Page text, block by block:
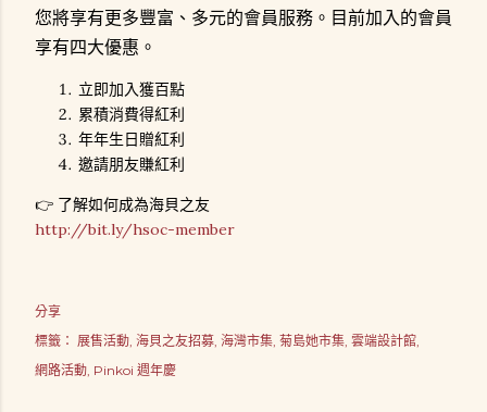
您將享有更多豐富、多元的會員服務。目前加入的會員
享有四大優惠。
立即加入獲百點
累積消費得紅利
年年生日贈紅利
邀請朋友賺紅利
👉 了解如何成為海貝之友
http://bit.ly/hsoc-member
分享
標籤： 展售活動 海貝之友招募 海灣市集 菊島她市集 雲端設計館
網路活動 Pinkoi 週年慶